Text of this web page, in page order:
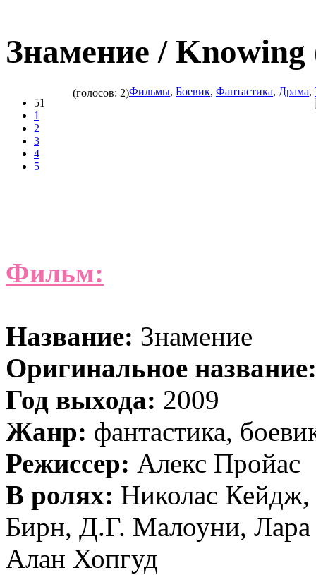
Знамение /
51
1
2
3
4
5
(голосов: 2)Фильмы, Боевик, Фантастика, Драма,
Фильм:
Название: Знамение
Оригинальное название:
Год выхода: 2009
Жанр: фантастика,
Режиссер: Алекс Пройас
В ролях: Николас Кейдж,
Бирн, Д.Г. Малоуни, Лара
Алан Хопгуд